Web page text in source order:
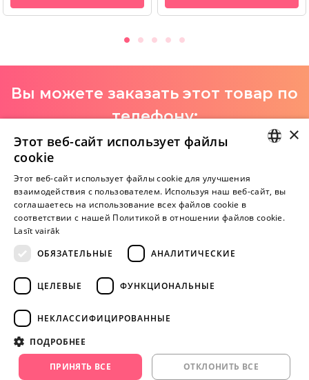
Вы можете заказать этот товар по
телефону:
+371 29 994 357
Пока нет отзывов
Будь первым!
Напишите отзыв и ПОЛУЧИТЕ ПОДАРОК!
Внимание! Yesyes.lv содержит откровенную сексуальную
информацию и изо.
ПРОДОЛЖАЙТЕ
ИГРАТЬ
RUSSIAN
×
Этот веб-сайт использует файлы
cookie
Этот веб-сайт использует файлы cookie для улучшения
взаимодействия с пользователем. Используя наш веб-сайт, вы
соглашаетесь на использование всех файлов cookie в
соответствии с нашей Политикой в ​​отношении файлов cookie.
Lasīt vairāk
ОБЯЗАТЕЛЬНЫЕ
АНАЛИТИЧЕСКИЕ
ЦЕЛЕВЫЕ ФУНКЦИОНАЛЬНЫЕ
НЕКЛАССИФИЦИРОВАННЫЕ
ПОДРОБНЕЕ
ПРИНЯТЬ ВСЕ ОТКЛОНИТЬ ВСЕ